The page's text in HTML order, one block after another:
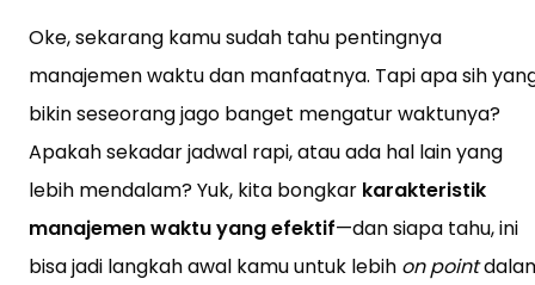
Oke, sekarang kamu sudah tahu pentingnya
manajemen waktu dan manfaatnya. Tapi apa sih
bikin seseorang jago banget mengatur waktunya?
Apakah sekadar jadwal rapi, atau ada hal lain yang
lebih mendalam? Yuk, kita bongkar karakteristik
manajemen waktu yang efektif—dan siapa tahu, ini
bisa jadi langkah awal kamu untuk lebih on point